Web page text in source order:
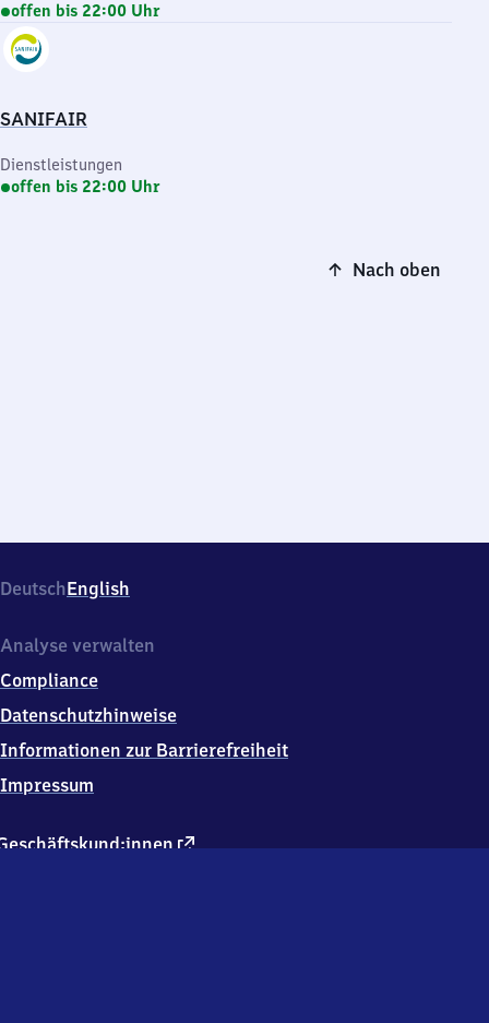
offen bis 22:00 Uhr
SANIFAIR
Dienstleistungen
offen bis 22:00 Uhr
Nach oben
DeutschEnglish
externer
Analyse verwalten
Compliance
Datenschutzhinweise
Informationen zur Barrierefreiheit
Impressum